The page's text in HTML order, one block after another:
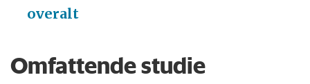
overalt
Omfattende studie